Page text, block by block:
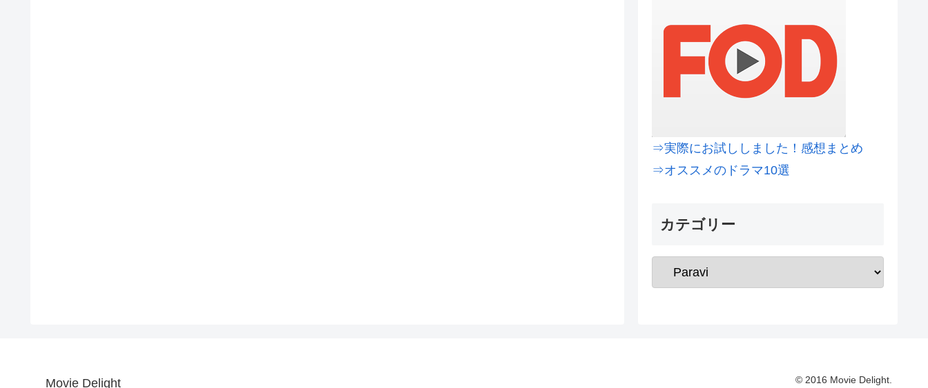
⇒実際にお試ししました！感想まとめ
⇒オススメのドラマ10選
カテゴリー
Movie Delight © 2016 Movie Delight.